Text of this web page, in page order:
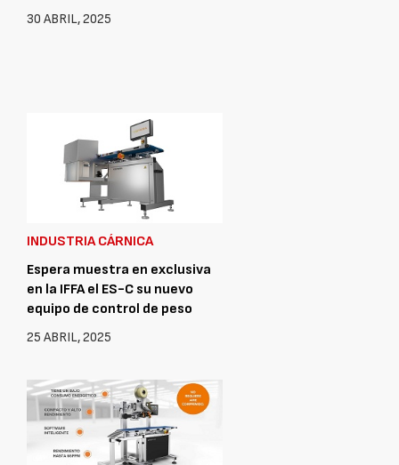
30 ABRIL, 2025
INDUSTRIA CÁRNICA
Espera muestra en exclusiva
en la IFFA el ES-C su nuevo
equipo de control de peso
25 ABRIL, 2025